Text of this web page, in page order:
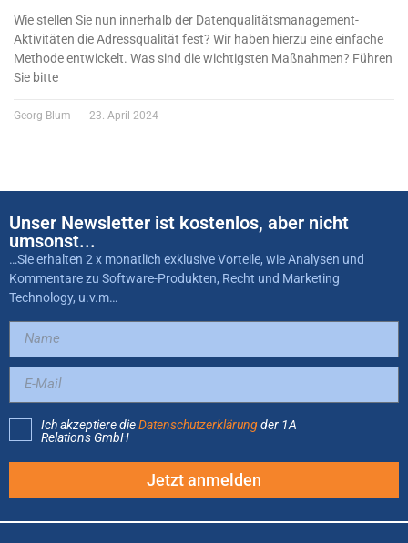
Wie stellen Sie nun innerhalb der Datenqualitätsmanagement-
Aktivitäten die Adressqualität fest? Wir haben hierzu eine einfache
Methode entwickelt. Was sind die wichtigsten Maßnahmen? Führen
Sie bitte
Georg Blum 23. April 2024
Unser Newsletter ist kostenlos, aber nicht
umsonst...
…Sie erhalten 2 x monatlich exklusive Vorteile, wie Analysen und
Kommentare zu Software-Produkten, Recht und Marketing
Technology, u.v.m…
Ich akzeptiere dieDatenschutzerklärungder 1A
Relations GmbH
Jetzt anmelden